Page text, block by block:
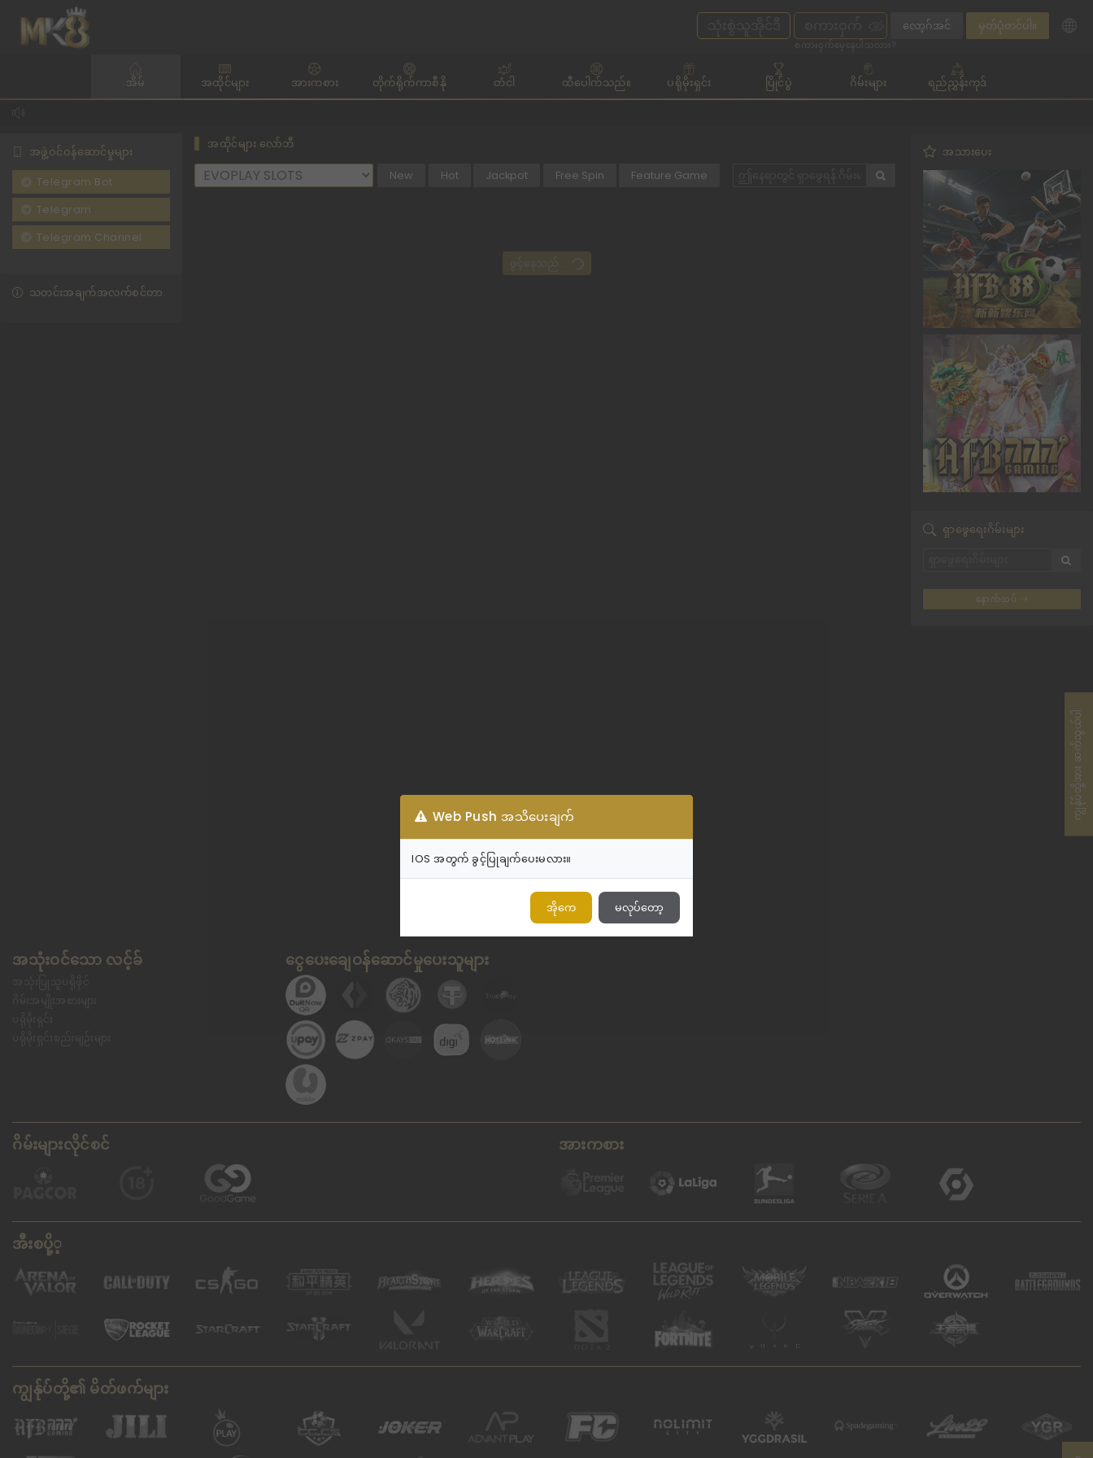
လော့ဂ်အင် မှတ်ပုံတင်ပါ။
အိမ် အထိုင်များ အားကစား တိုက်ရိုက်ကာစီနို တံငါ ထီပေါက်သည်။ ပရိုမိုးရှင်း ပြိုင်ပွဲ ဂိမ်းများ ရည်ညွှန်းကုဒ်
အဖွဲ့ဝင်ဝန်ဆောင်မှုများ
Telegram Bot
Telegram
Telegram Channel
သတင်းအချက်အလက်စင်တာ
အထိုင်များ လော်ဘီ
New Hot Jackpot Free Spin Feature Game
ဖွင့်နေသည်...
အသားပေး
ရှာဖွေရေးဂိမ်းများ
နောက်ထပ်
အသုံးဝင်သော လင့်ခ်
အသုံးပြုသူပရိုဖိုင်
ဂိမ်းအမျိုးအစားများ
ပရိုမိုးရှင်းစည်းမျဉ်းများ
ငွေပေးချေဝန်ဆောင်မှုပေးသူများ
ဂိမ်းများလိုင်စင် အားကစား
အီးစပို့့
ကျွန်ုပ်တို့၏ မိတ်ဖက်များ
Web Push အသိပေးချက်
IOS အတွက် ခွင့်ပြုချက်ပေးမလား။
အိုကေ မလုပ်တော့
ကျွန်ုပ်တို့အား ဆက်သွယ်ပါ